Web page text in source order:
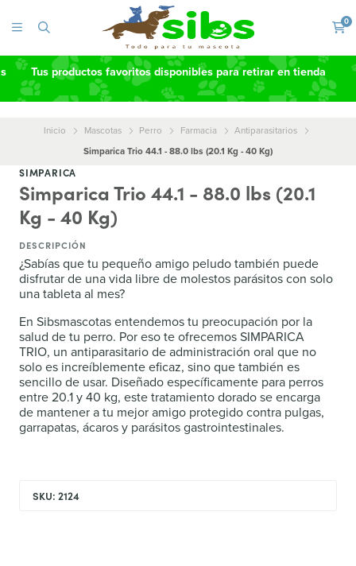
0
Tus productos favoritos disponibles para retirar en tienda
Inicio Mascotas Perro Farmacia
Antiparasitarios
Simparica Trio 44.1 - 88.0 lbs (20.1 Kg - 40 Kg)
SIMPARICA
Simparica Trio 44.1 - 88.0 lbs (20.1
Kg - 40 Kg)
DESCRIPCIÓN
¿Sabías que tu pequeño amigo peludo también puede
disfrutar de una vida libre de molestos parásitos con solo
una tableta al mes?
En Sibsmascotas entendemos tu preocupación por la
salud de tu perro. Por eso te ofrecemos SIMPARICA
TRIO, un antiparasitario de administración oral que no
solo es increíblemente eficaz, sino que también es
sencillo de usar. Diseñado específicamente para perros
entre 20.1 y 40 kg, este tratamiento dorado se encarga
de mantener a tu mejor amigo protegido contra pulgas,
garrapatas, ácaros y parásitos gastrointestinales.
SKU: 2124